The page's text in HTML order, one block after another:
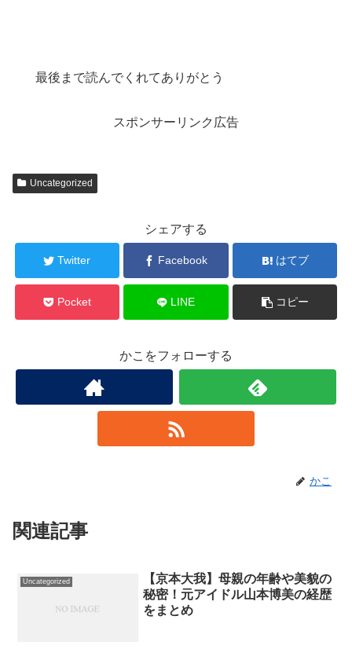
最後まで読んでくれてありがとう
スポンサーリンク広告
Uncategorized
シェアする
Twitter Facebook はてブ
Pocket LINE コピー
かこをフォローする
かこ
関連記事
Uncategorized
【京本大我】母親の年齢や美貌の
秘密！元アイドル山本博美の経歴
をまとめ